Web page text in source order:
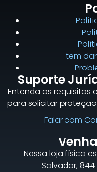
Item
Suporte
Entenda os requisitos
para solicitar
Falar com
Nossa loja física
Salvador, 844